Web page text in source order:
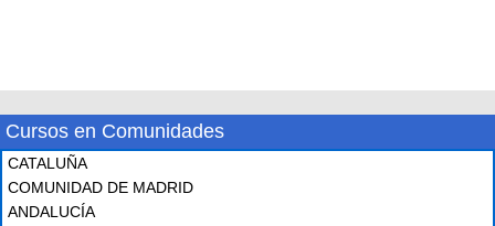
Cursos en Comunidades
CATALUÑA
COMUNIDAD DE MADRID
ANDALUCÍA